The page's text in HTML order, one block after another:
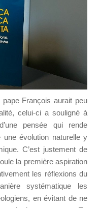
pape François aurait peu
celui-ci a souligné à
pensée qui rende
évolution naturelle y
C’est justement de
la première aspiration
les réflexions du
systématique les
en évitant de ne